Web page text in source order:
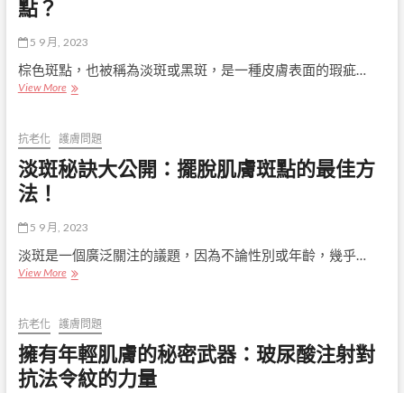
斑
必
備
的
和
防
曬
點？
5 9 月, 2023
棕色斑點，也被稱為淡斑或黑斑，是一種皮膚表面的瑕疵…
View More了
斑
成
因：
膚
會
出
現
斑
點？
抗老化 護膚問題
淡斑秘訣大公開：擺脫肌膚斑點的最佳方
法！
5 9 月, 2023
淡斑是一個廣泛關注的議題，因為不論性別或年齡，幾乎…
View More淡
訣
大
公
開：
擺
抗老化 護膚問題
擁有年輕肌膚的秘密武器：玻尿酸注射對
抗法令紋的力量